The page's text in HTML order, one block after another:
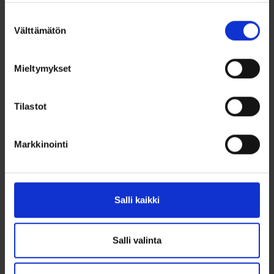
valinta
Välttämätön
Mieltymykset
Tilastot
Markkinointi
Salli kaikki
Salli valinta
ristikaulakoru sopii sekä naisille että miehille ja on ajaton lisä
Materiaali: 925/1000 sterlinghopea
Riipuksen korkeus: 23 mm (ilman riipuslenkkiä 16 mm)
Ketjun paksuus: 1,4 mm
Sopii päivittäiseen käyttöön
Ei kaiverrusmahdollisuutta
Ohjeita sormuksen tai korun